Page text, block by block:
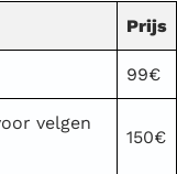
Prijs
99€
velgen
150€